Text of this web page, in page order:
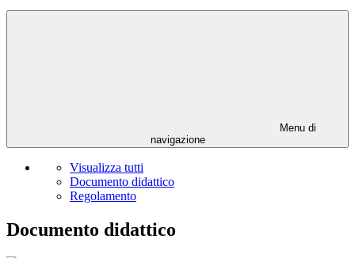
Menu di
navigazione
Visualizza tutti
Documento didattico
Regolamento
Documento didattico